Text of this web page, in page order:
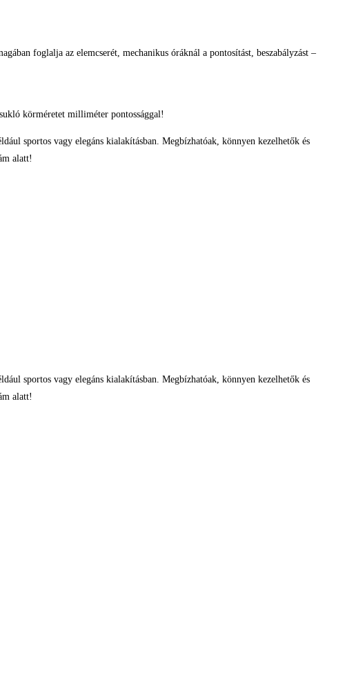
foglalja az elemcserét, mechanikus óráknál a pontosítást, beszabályzást –
körméretet milliméter pontossággal!
sportos vagy elegáns kialakításban. Megbízhatóak, könnyen kezelhetők és
alatt!
sportos vagy elegáns kialakításban. Megbízhatóak, könnyen kezelhetők és
alatt!